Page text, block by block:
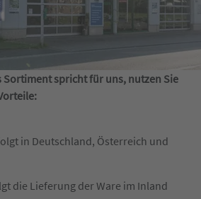
Sortiment spricht für uns, nutzen Sie
in Deutschland, Österreich und
die Lieferung der Ware im Inland